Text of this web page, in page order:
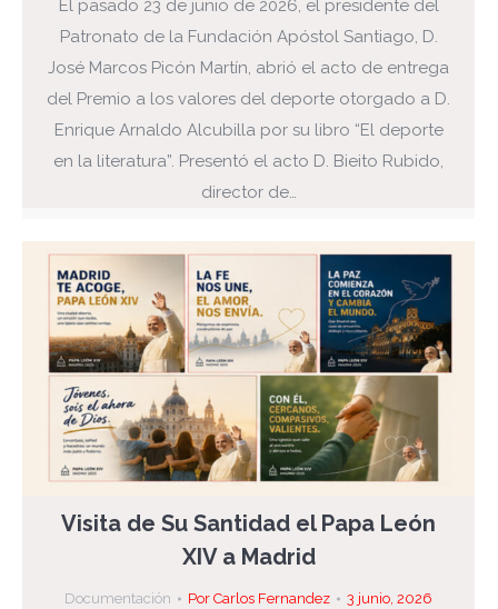
El pasado 23 de junio de 2026, el presidente del
Patronato de la Fundación Apóstol Santiago, D.
José Marcos Picón Martín, abrió el acto de entrega
del Premio a los valores del deporte otorgado a D.
Enrique Arnaldo Alcubilla por su libro “El deporte
en la literatura”. Presentó el acto D. Bieito Rubido,
director de…
Visita de Su Santidad el Papa León
XIV a Madrid
Documentación Por Carlos Fernandez 3 junio, 2026